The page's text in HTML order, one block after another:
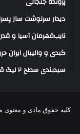
دیدار سرنوشت ساز
نایب‌قهرمان آسیا و
کبدی و والیبال ایران
سیدبندی سطح ۲ لیگ قهرمانان آسیا/ گل‌گهر هست، چادرملو نه
کلیه حقوق مادی و معنوی